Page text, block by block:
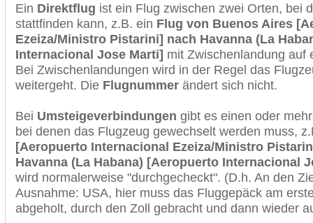
Ein Direktflug ist ein Flug zwischen zwei Orten, bei
stattfinden kann, z.B. ein Flug von Buenos Aires
Ezeiza/Ministro Pistarini] nach Havanna (La
Internacional Jose Marti] mit Zwischenlandung auf
Bei Zwischenlandungen wird in der Regel das
weitergeht. Die Flugnummer ändert sich nicht.
Bei Umsteigeverbindungen gibt es einen oder
bei denen das Flugzeug gewechselt werden muss,
[Aeropuerto Internacional Ezeiza/Ministro
Havanna (La Habana) [Aeropuerto Internacional
wird normalerweise "durchgecheckt". (D.h. An den
Ausnahme: USA, hier muss das Fluggepäck am
abgeholt, durch den Zoll gebracht und dann wieder